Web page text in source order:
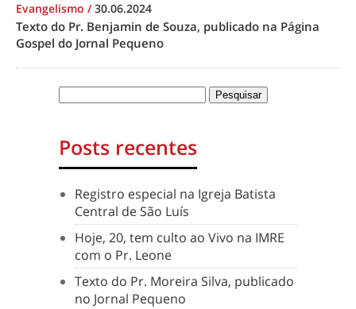
Evangelismo /30.06.2024
Texto do Pr. Benjamin de Souza, publicado na Página
Gospel do Jornal Pequeno
Posts recentes
Registro especial na Igreja Batista
Central de São Luís
Hoje, 20, tem culto ao Vivo na IMRE
com o Pr. Leone
Texto do Pr. Moreira Silva, publicado
no Jornal Pequeno